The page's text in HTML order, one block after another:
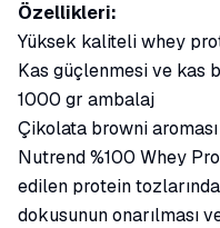
Özellikleri:
Yüksek kaliteli whey
Kas güçlenmesi ve kas
1000 gr ambalaj
Çikolata browni aroması
Nutrend %100 Whey
edilen protein
dokusunun onarılması